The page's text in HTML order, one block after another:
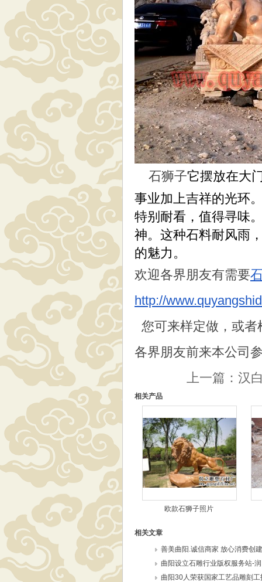
石狮子它摆放在大
事业加上吉祥的光环
特别耐看，值得寻味
神。这种石料耐风雨
的魅力。
欢迎各界朋友有需要
http://
您可来样定做，或
各界朋友前来本公司
上一篇： 汉
相关产品
欧款石狮子照片
相关文章
善美曲阳.诚信商家 放心消费创建
曲阳设立石雕行业版权服务站-润
曲阳30人荣获国家工艺品雕刻工